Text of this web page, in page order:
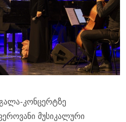
კონცერტზე
მუსიკალური